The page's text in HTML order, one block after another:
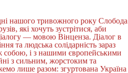
нашого тривожного року Слобода
які хочуть зустрітися, аби
— мовою Вінценза. Діалог в
та людська солідарність зараз
собою, і з нашими європейськими
з сильним, жорстоким та
лише разом: згуртована Україна